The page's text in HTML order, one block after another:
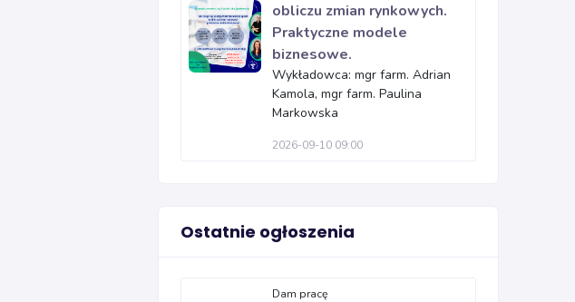
obliczu zmian rynkowych.
Praktyczne modele
biznesowe.
Wykładowca: mgr farm. Adrian
Kamola, mgr farm. Paulina
Markowska
2026-09-10 09:00
Ostatnie ogłoszenia
Dam pracę